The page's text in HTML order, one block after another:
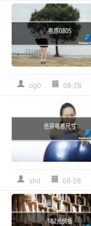
dg0 08-28
shd 08-28